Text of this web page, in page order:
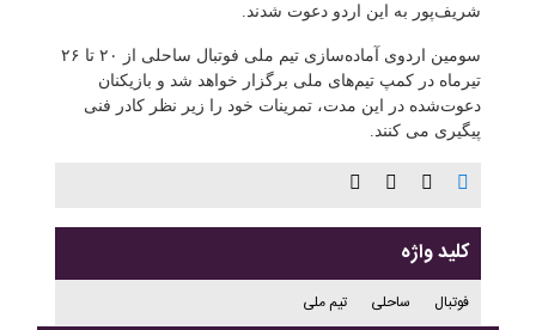
شریف‌پور به این اردو دعوت شدند.
سومین اردوی آماده‌سازی تیم ملی فوتبال ساحلی از ۲۰ تا ۲۶
تیرماه در کمپ تیم‌های ملی برگزار خواهد شد و بازیکنان
دعوت‌شده در این مدت، تمرینات خود را زیر نظر کادر فنی
پیگیری می کنند.
کلید واژه
فوتبال ساحلی تیم ملی